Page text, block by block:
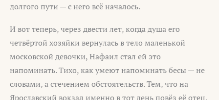
долгого пути — с него всё началось.
И вот теперь, через двести лет, когда душа его
четвёртой хозяйки вернулась в тело маленькой
московской девочки, Нафаил стал ей это
напоминать. Тихо, как умеют напоминать бесы — не
словами, а стечением обстоятельств. Тем, что на
Ярославский вокзал именно в тот день повёз её отец.